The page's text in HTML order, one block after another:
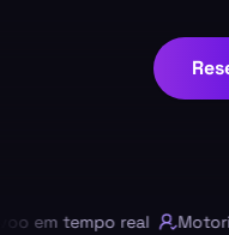
tempo real Motoristas